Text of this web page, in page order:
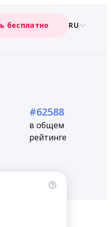
бесплатно RU
#62588
в общем
рейтинге